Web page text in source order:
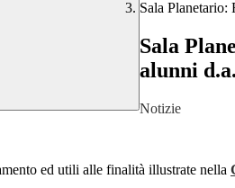
Sala Planetario:
Sala
alunni d.a.
Notizie
ed utili alle finalità illustrate nella